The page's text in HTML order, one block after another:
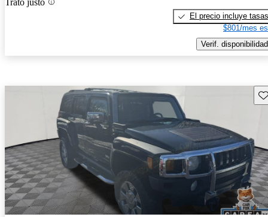
El precio incluye tasas
$801/mes
Verif. disponibilidad